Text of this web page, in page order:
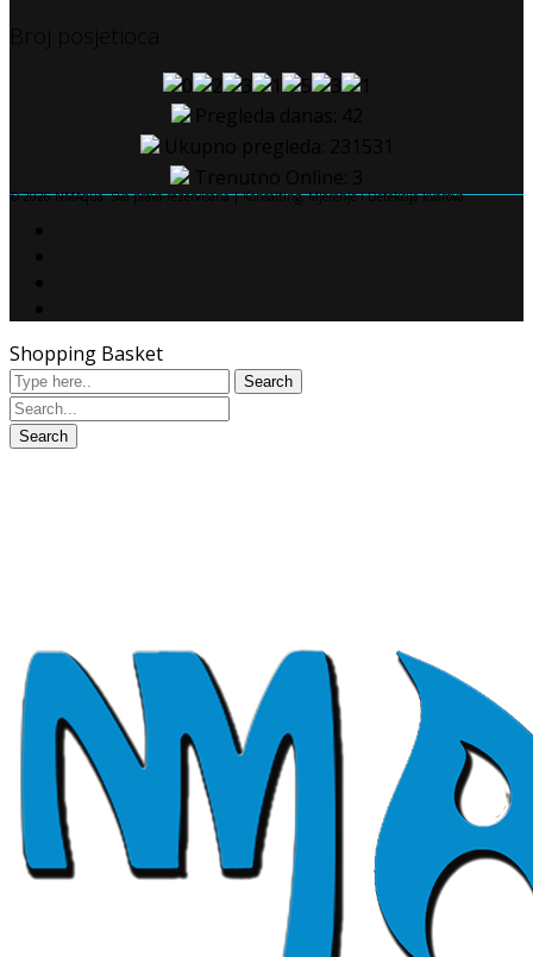
Pregleda danas: 42
Ukupno pregleda: 231531
© 2026 NMAqua. Sva prava rezervisana | Konsalting, Mjerenje i Detekcija kvarova
Shopping Basket